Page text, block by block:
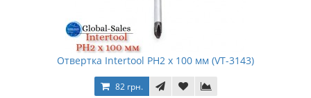
Отвертка Intertool PH2 х 100 мм (VT-3143)
82 грн.